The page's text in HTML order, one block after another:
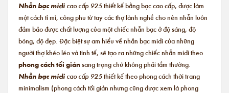
Nhẫn bạc midi cao cấp 925thiết kế bằng bạc cao cấp, được làm
một cách tỉ mỉ, công phu từ tay các thợ lành nghề cho nên nhẫn luôn
đảm bảo được chất lượng của một chiếc nhẫn bạc ở độ sáng, độ
bóng, độ đẹp. Đặc biệt sự am hiểu về nhẫn bạc midi của những
người thợ khéo léo và tinh tế, sẽ tạo ra những chiếc nhẫn midi theo
phong cách tối giảnsang trọng chứ không phải tầm thường.
Nhẫn bạc midi cao cấp 925thiết kế theo phong cách thời trang
minimalism (phong cách tối giản nhưng cũng được xem là phong